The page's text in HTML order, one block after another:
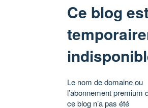
Ce blog est
Le nom de domaine ou
l’abonnement premium
ce blog n’a pas été